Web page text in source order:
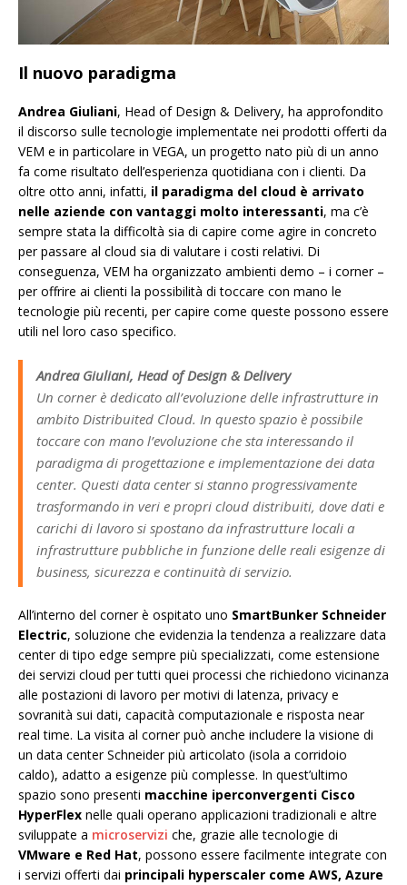
Il nuovo paradigma
Andrea Giuliani, Head of Design & Delivery, ha approfondito
il discorso sulle tecnologie implementate nei prodotti offerti da
VEM e in particolare in VEGA, un progetto nato più di un anno
fa come risultato dell’esperienza quotidiana con i clienti. Da
oltre otto anni, infatti, il paradigma del cloud è arrivato
nelle aziende con vantaggi molto interessanti, ma c’è
sempre stata la difficoltà sia di capire come agire in concreto
per passare al cloud sia di valutare i costi relativi. Di
conseguenza, VEM ha organizzato ambienti demo – i corner –
per offrire ai clienti la possibilità di toccare con mano le
tecnologie più recenti, per capire come queste possono essere
utili nel loro caso specifico.
Andrea Giuliani, Head of Design & Delivery
Un corner è dedicato all’evoluzione delle infrastrutture in
ambito Distribuited Cloud. In questo spazio è possibile
toccare con mano l’evoluzione che sta interessando il
paradigma di progettazione e implementazione dei data
center. Questi data center si stanno progressivamente
trasformando in veri e propri cloud distribuiti, dove dati e
carichi di lavoro si spostano da infrastrutture locali a
infrastrutture pubbliche in funzione delle reali esigenze di
business, sicurezza e continuità di servizio.
All’interno del corner è ospitato uno SmartBunker Schneider
Electric, soluzione che evidenzia la tendenza a realizzare data
center di tipo edge sempre più specializzati, come estensione
dei servizi cloud per tutti quei processi che richiedono vicinanza
alle postazioni di lavoro per motivi di latenza, privacy e
sovranità sui dati, capacità computazionale e risposta near
real time. La visita al corner può anche includere la visione di
un data center Schneider più articolato (isola a corridoio
caldo), adatto a esigenze più complesse. In quest’ultimo
spazio sono presenti macchine iperconvergenti Cisco
HyperFlex nelle quali operano applicazioni tradizionali e altre
sviluppate a microservizi che, grazie alle tecnologie di
VMware e Red Hat, possono essere facilmente integrate con
i servizi offerti dai principali hyperscaler come AWS, Azure